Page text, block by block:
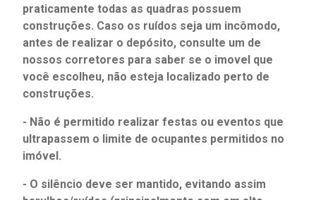
praticamente todas as quadras possuem
construções. Caso os ruídos seja um incômodo,
antes de realizar o depósito, consulte um de
nossos corretores para saber se o imovel que
você escolheu, não esteja localizado perto de
construções.
- Não é permitido realizar festas ou eventos que
ultrapassem o limite de ocupantes permitidos no
imóvel.
- O silêncio deve ser mantido, evitando assim